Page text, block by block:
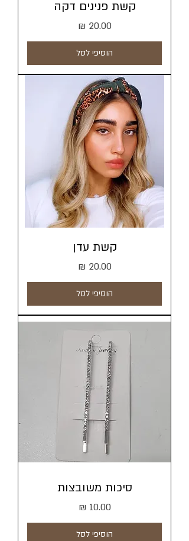
קשת פנינים דקה
מחיר
הוסיפי לסל
קשת עדן
מחיר
הוסיפי לסל
סיכות משובצות
מחיר
הוסיפי לסל